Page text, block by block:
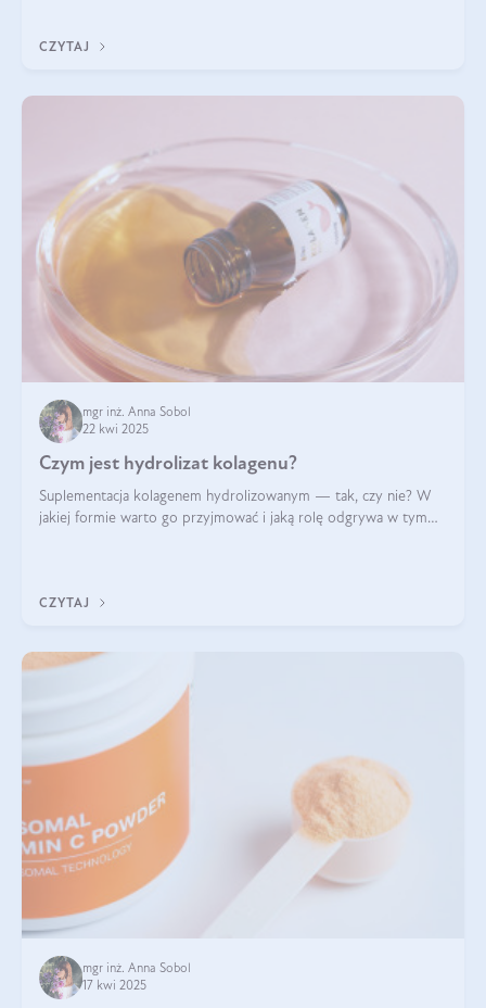
CZYTAJ
mgr inż. Anna Sobol
22 kwi 2025
Czym jest hydrolizat kolagenu?
Suplementacja kolagenem hydrolizowanym — tak, czy nie? W
jakiej formie warto go przyjmować i jaką rolę odgrywa w tym
CZYTAJ
mgr inż. Anna Sobol
17 kwi 2025